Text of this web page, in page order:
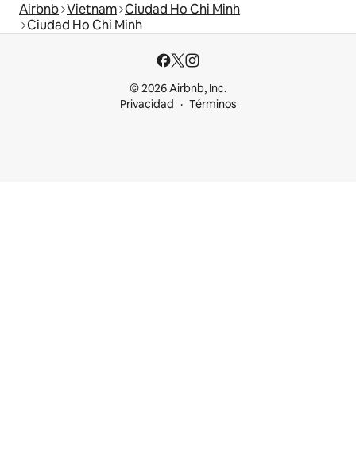
Airbnb Vietnam Ciudad Ho Chi Minh
Ciudad Ho Chi Minh
© 2026 Airbnb, Inc.
Privacidad
Términos